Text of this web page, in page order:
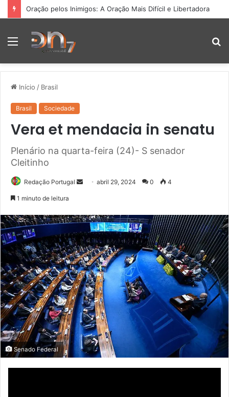
Oração pelos Inimigos: A Oração Mais Difícil e Libertadora
Menu
Início / Brasil
Brasil Sociedade
Vera et mendacia in senatu
Plenário na quarta-feira (24)- S senador
Cleitinho
Redação Portugal
Mande
mail
abril 29, 2024 0 4
1 minuto de leitura
Senado Federal